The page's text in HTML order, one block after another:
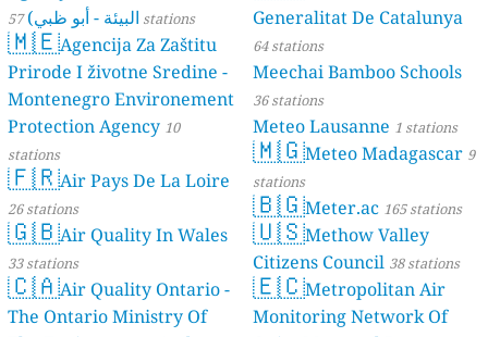
البيئة - أبو ظبي) 57 stations
🇲🇪Agencija Za Zaštitu
Prirode I životne Sredine -
Montenegro Environement
Protection Agency 10
stations
🇫🇷Air Pays De La Loire
26 stations
🇬🇧Air Quality In Wales
33 stations
🇨🇦Air Quality Ontario -
The Ontario Ministry Of
Generalitat De Catalunya
64 stations
Meechai Bamboo Schools
36 stations
Meteo Lausanne 1 stations
🇲🇬Meteo Madagascar 9
stations
🇧🇬Meter.ac 165 stations
🇺🇸Methow Valley
Citizens Council 38 stations
🇪🇨Metropolitan Air
Monitoring Network Of